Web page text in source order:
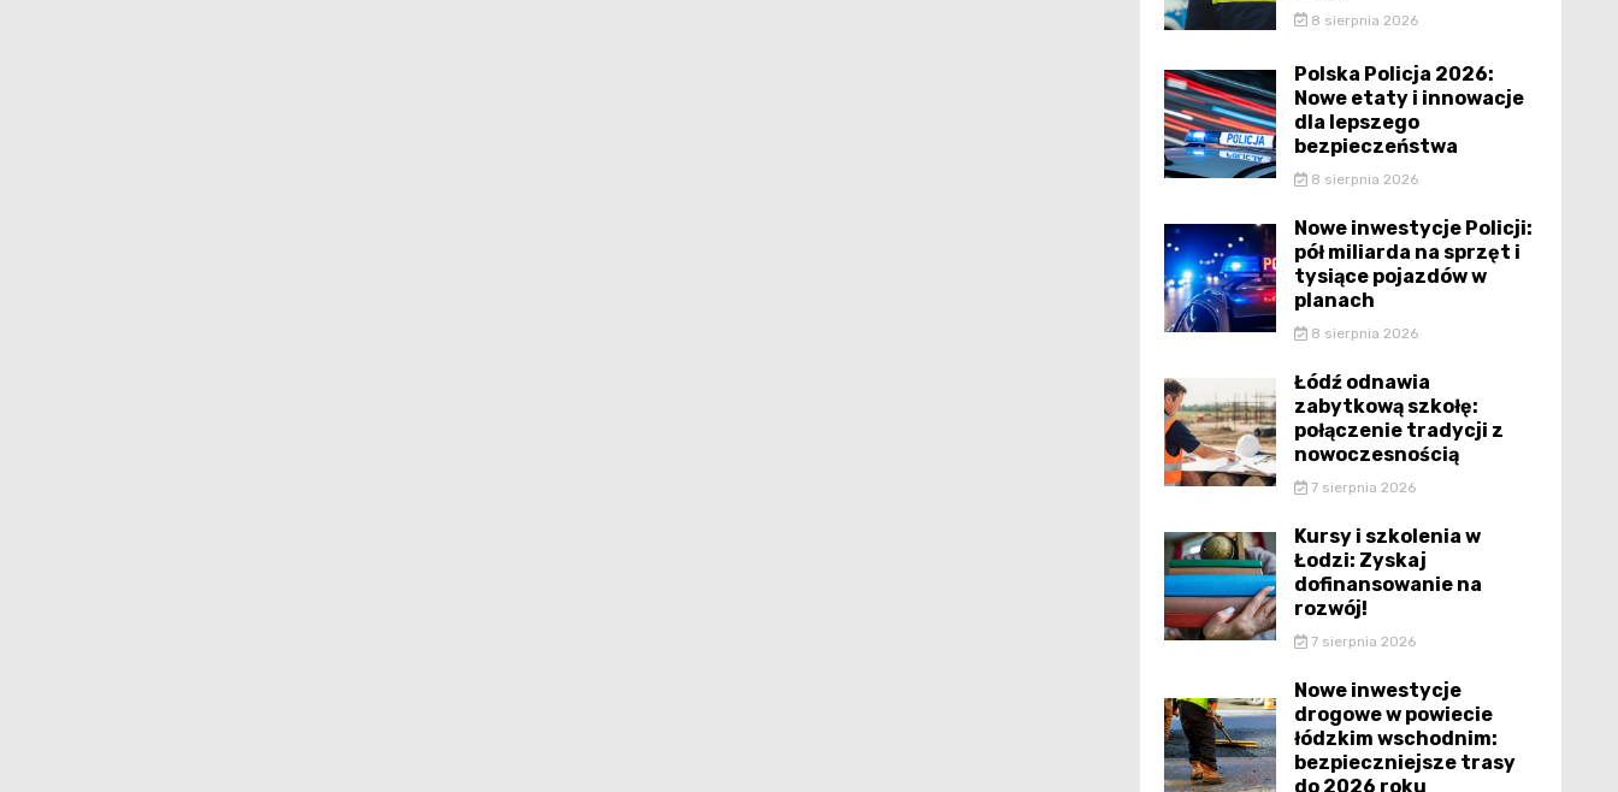
8 sierpnia 2026
Polska Policja 2026:
Nowe etaty i innowacje
dla lepszego
bezpieczeństwa
8 sierpnia 2026
Nowe inwestycje Policji:
pół miliarda na sprzęt i
tysiące pojazdów w
planach
8 sierpnia 2026
Łódź odnawia
zabytkową szkołę:
połączenie tradycji z
nowoczesnością
7 sierpnia 2026
Kursy i szkolenia w
Łodzi: Zyskaj
dofinansowanie na
rozwój!
7 sierpnia 2026
Nowe inwestycje
drogowe w powiecie
łódzkim wschodnim:
bezpieczniejsze trasy
do 2026 roku